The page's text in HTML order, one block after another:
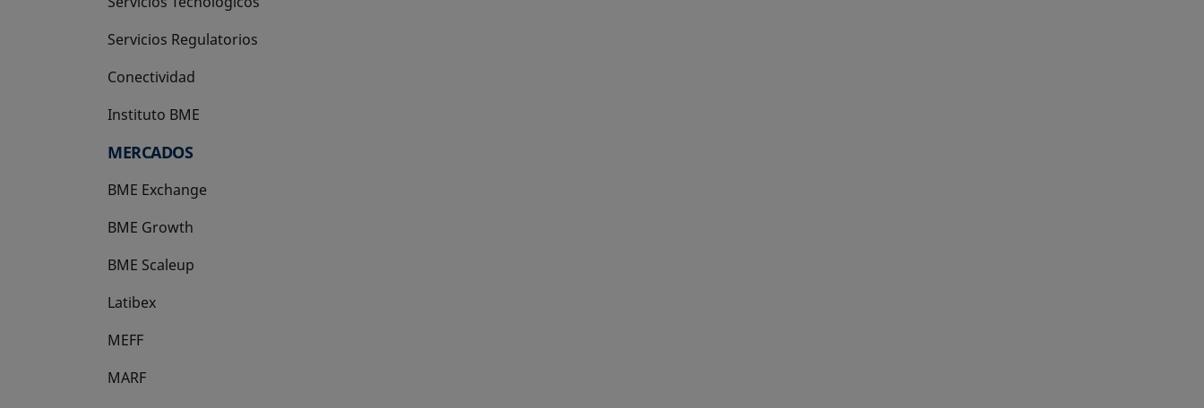
Servicios Regulatorios
Conectividad
Instituto BME
se abre en una pestaña nueva
MERCADOS
BME Exchange
BME Growth
se abre en una pestaña nueva
BME Scaleup
se abre en una pestaña nueva
Latibex
se abre en una pestaña nueva
MEFF
se abre en una pestaña nueva
MARF